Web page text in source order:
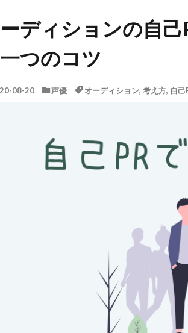
ディションの自
つのコツ
08-20 声優 オーディション, 考え方, 自己